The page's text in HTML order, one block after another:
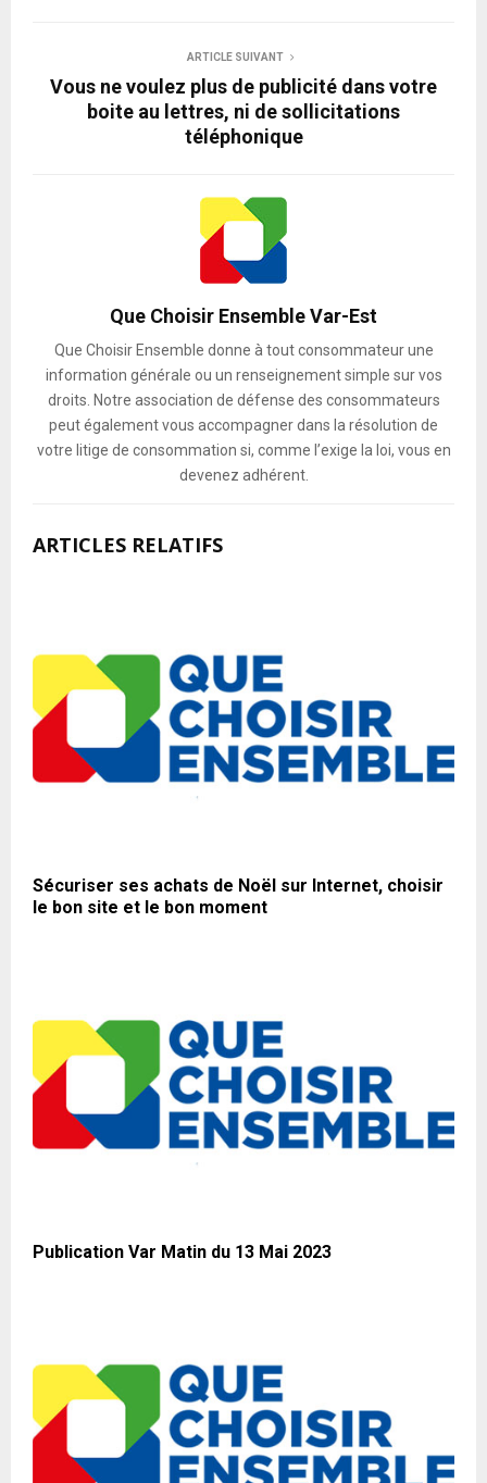
ARTICLE SUIVANT
Vous ne voulez plus de publicité dans votre
boite au lettres, ni de sollicitations
téléphonique
Que Choisir Ensemble Var-Est
Que Choisir Ensemble donne à tout consommateur une
information générale ou un renseignement simple sur vos
droits. Notre association de défense des consommateurs
peut également vous accompagner dans la résolution de
votre litige de consommation si, comme l’exige la loi, vous en
devenez adhérent.
ARTICLES RELATIFS
Sécuriser ses achats de Noël sur Internet, choisir
le bon site et le bon moment
Publication Var Matin du 13 Mai 2023